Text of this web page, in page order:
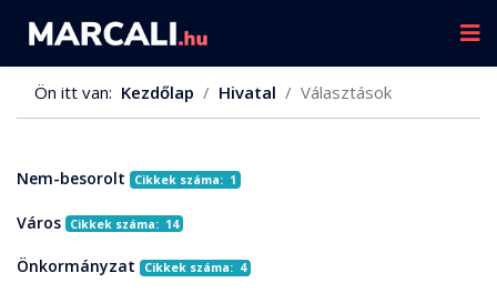
Ön itt van: Kezdőlap Hivatal Választások
Nem-besorolt Cikkek száma: 1
Város Cikkek száma: 14
Önkormányzat Cikkek száma: 4